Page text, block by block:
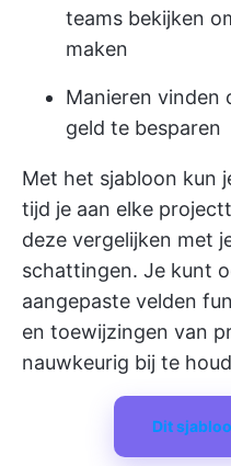
teams bekijken
maken
Manieren vinden
geld te besparen
Met het sjabloon kun
tijd je aan elke
deze vergelijken met
schattingen. Je kunt
aangepaste velden
en toewijzingen van
nauwkeurig bij te
Dit